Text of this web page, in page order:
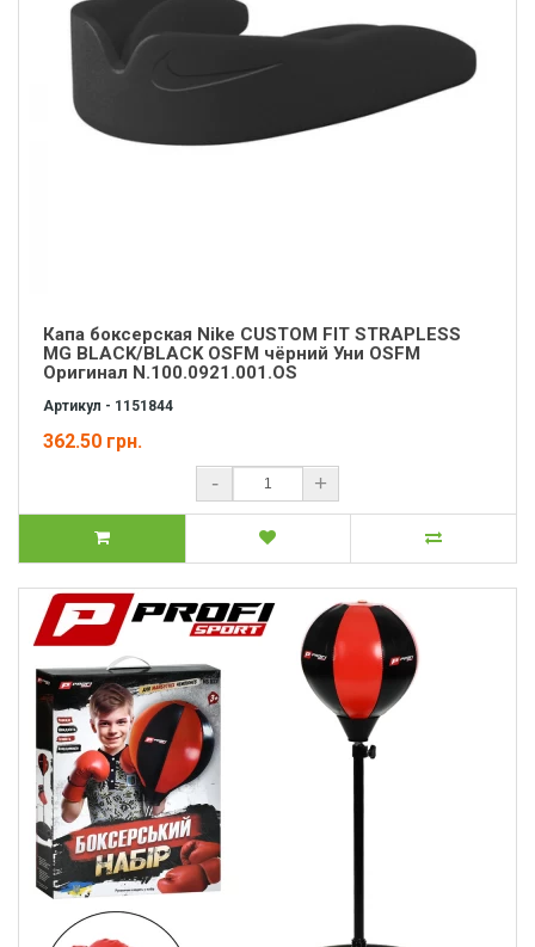
Капа боксерская Nike CUSTOM FIT STRAPLESS
MG BLACK/BLACK OSFM чёрний Уни OSFM
Оригинал N.100.0921.001.OS
Артикул - 1151844
362.50 грн.
- +